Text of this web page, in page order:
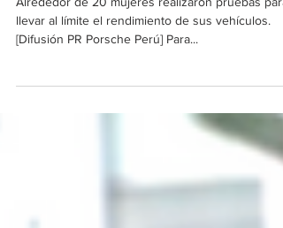
llevar al límite el rendimiento de sus vehículos.